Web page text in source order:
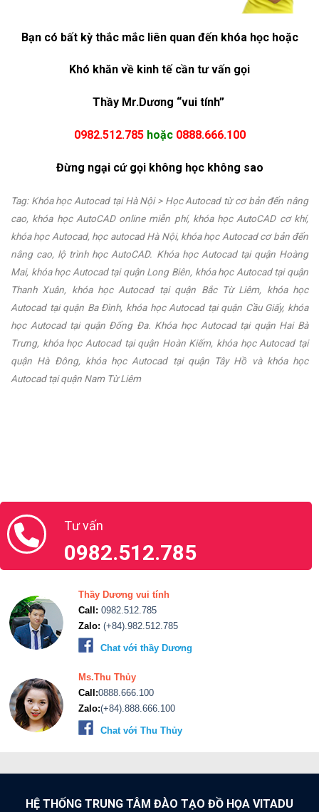
Bạn có bất kỳ thắc mắc liên quan đến khóa học hoặc
Khó khăn về kinh tế cần tư vấn gọi
Thầy Mr.Dương “vui tính”
0982.512.785 hoặc 0888.666.100
Đừng ngại cứ gọi không học không sao
Tag: Khóa học Autocad tại Hà Nội > Học Autocad từ cơ bản đến nâng
cao, khóa học AutoCAD online miễn phí, khóa học AutoCAD cơ khí,
khóa học Autocad, học autocad Hà Nội, khóa học Autocad cơ bản đến
nâng cao, lộ trình học AutoCAD. Khóa học Autocad tại quận Hoàng
Mai, khóa học Autocad tại quận Long Biên, khóa học Autocad tại quận
Thanh Xuân, khóa học Autocad tại quận Bắc Từ Liêm, khóa học
Autocad tại quận Ba Đình, khóa học Autocad tại quận Cầu Giấy, khóa
học Autocad tại quận Đống Đa. Khóa học Autocad tại quận Hai Bà
Trưng, khóa học Autocad tại quận Hoàn Kiếm, khóa học Autocad tại
quận Hà Đông, khóa học Autocad tại quận Tây Hồ và khóa học
Autocad tại quận Nam Từ Liêm
Tư vấn
0982.512.785
Thầy Dương vui tính
Call: 0982.512.785
Zalo: (+84).982.512.785
Chat với thầy Dương
Ms.Thu Thủy
Call:0888.666.100
Zalo:(+84).888.666.100
Chat với Thu Thủy
HỆ THỐNG TRUNG TÂM ĐÀO TẠO ĐỒ HỌA VITADU